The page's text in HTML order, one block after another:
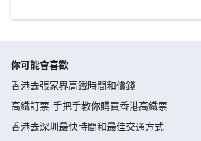
你可能會喜歡
香港去張家界高鐵時間和價錢
高鐵訂票-手把手教你購買香港高鐵票
香港去深圳最快時間和最佳交通方式